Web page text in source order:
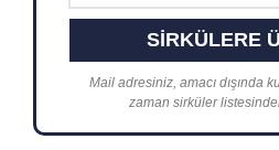
Mail adresiniz, amacı dışında
zaman sirküler